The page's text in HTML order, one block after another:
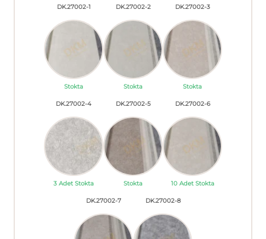
DK.27002-1
Stokta
DK.27002-2
Stokta
DK.27002-3
Stokta
DK.27002-4
3 Adet Stokta
DK.27002-5
Stokta
DK.27002-6
10 Adet Stokta
DK.27002-7 DK.27002-8